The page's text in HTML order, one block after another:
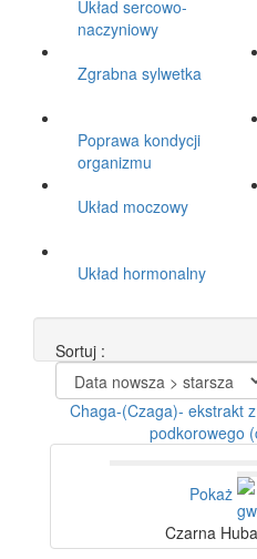
Układ sercowo-
naczyniowy
Zgrabna sylwetka
Poprawa kondycji
organizmu
Układ moczowy
Układ hormonalny
Sortuj :
Chaga-(Czaga)- ekstrakt
podkorowego
Pokaż
Czarna